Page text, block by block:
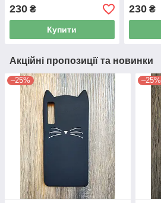
230 ₴
Купити
230₴
Акційні пропозиції та новинки
–25% –25%